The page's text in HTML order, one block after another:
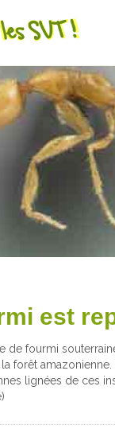
est
de fourmi
forêt amazonienne.
lignées de ces